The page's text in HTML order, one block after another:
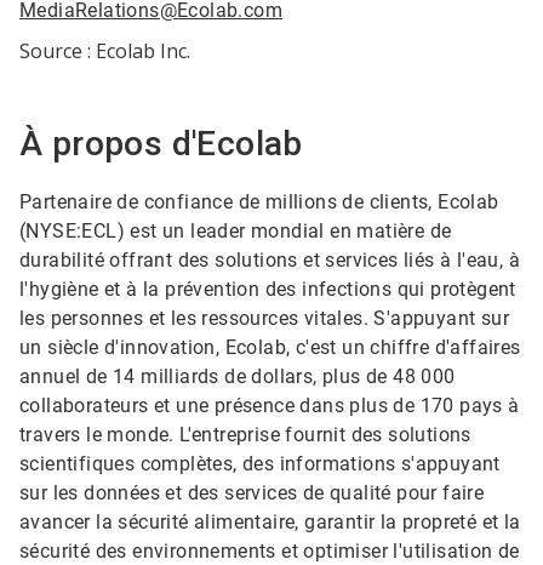
MediaRelations@Ecolab.com
Source : Ecolab Inc.
À propos d'Ecolab
Partenaire de confiance de millions de clients, Ecolab
(NYSE:ECL) est un leader mondial en matière de
durabilité offrant des solutions et services liés à l'eau, à
l'hygiène et à la prévention des infections qui protègent
les personnes et les ressources vitales. S'appuyant sur
un siècle d'innovation, Ecolab, c'est un chiffre d'affaires
annuel de 14 milliards de dollars, plus de 48 000
collaborateurs et une présence dans plus de 170 pays à
travers le monde. L'entreprise fournit des solutions
scientifiques complètes, des informations s'appuyant
sur les données et des services de qualité pour faire
avancer la sécurité alimentaire, garantir la propreté et la
sécurité des environnements et optimiser l'utilisation de